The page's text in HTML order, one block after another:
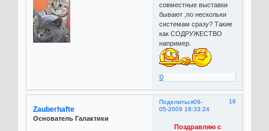
совместные выставки
бывают ,по нескольки
системам сразу? Такие
как СОДРУЖЕСТВО
например.
0
Поделиться 18
09-
05-2009 18:33:24
Zauberhafte
Основатель Галактики
Поздравляю с